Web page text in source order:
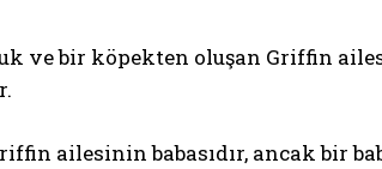
ve bir köpekten oluşan Griffin
ailesinin babasıdır, ancak bir